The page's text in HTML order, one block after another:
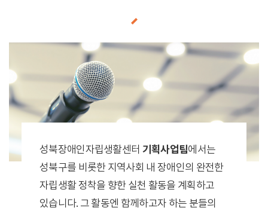
성북장애인자립생활센터 기획사업팀에서는
성북구를 비롯한 지역사회 내 장애인의 완전한
자립생활 정착을 향한 실천 활동을 계획하고
있습니다. 그 활동엔 함께하고자 하는 분들의